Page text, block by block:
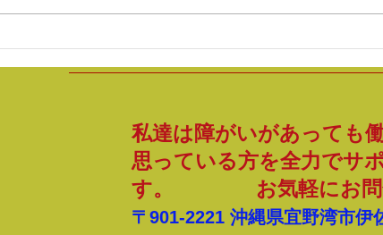
た❣️
私達は障がいがあっても
思っている方を全力でサ
す。 お気軽にお問合
〒901-2221 沖縄県宜野湾市伊